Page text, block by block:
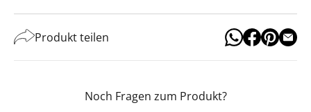
Produkt teilen
Noch Fragen zum Produkt?